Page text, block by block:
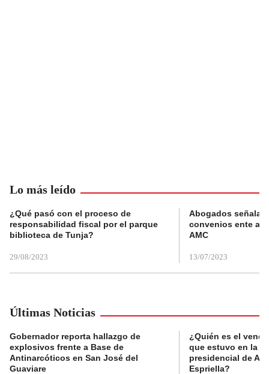
Lo más leído
¿Qué pasó con el proceso de
responsabilidad fiscal por el parque
biblioteca de Tunja?
29/08/2023
Abogados
convenios ente
AMC
13/07/2023
Últimas Noticias
Gobernador reporta hallazgo de
explosivos frente a Base de
Antinarcóticos en San José del
Guaviare
¿Quién es el
que estuvo en la
presidencial de
Espriella?